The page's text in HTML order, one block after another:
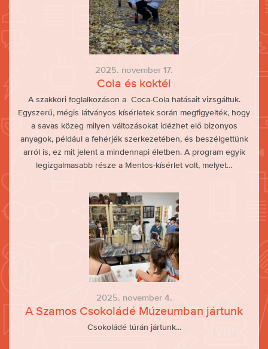
2025. november 17.
Cola és koktél
A szakköri foglalkozáson a Coca-Cola hatásait vizsgáltuk.
Egyszerű, mégis látványos kísérletek során megfigyelték, hogy
a savas közeg milyen változásokat idézhet elő bizonyos
anyagok, például a fehérjék szerkezetében, és beszélgettünk
arról is, ez mit jelent a mindennapi életben. A program egyik
legizgalmasabb része a Mentos-kísérlet volt, melyet…
2025. november 4.
A Szamos Csokoládé Múzeumban jártunk
Csokoládé túrán jártunk...